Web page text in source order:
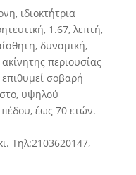
ιδιοκτήτρια
1.67, λεπτή,
δυναμική,
περιουσίας
σοβαρή
υψηλού
έως 70 ετών.
Τηλ:2103620147,